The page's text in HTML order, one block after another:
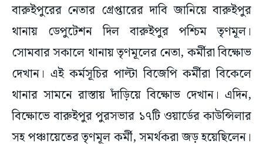
বারুইপুরের নেতার গ্রেপ্তারের দাবি জানিয়ে বারুইপুর
থানায় ডেপুটেশন দিল বারুইপুর পশ্চিম তৃণমূল।
সোমবার সকালে থানায় তৃণমূলের নেতা, কর্মীরা বিক্ষোভ
দেখান। এই কর্মসূচির পাল্টা বিজেপি কর্মীরা বিকেলে
থানার সামনে রাস্তায় দাঁড়িয়ে বিক্ষোভ দেখান। এদিন,
বিক্ষোভে বারুইপুর পুরসভার ১৭টি ওয়ার্ডের কাউন্সিলার
সহ পঞ্চায়েতের তৃণমূল কর্মী, সমর্থকরা জড় হয়েছিলেন।